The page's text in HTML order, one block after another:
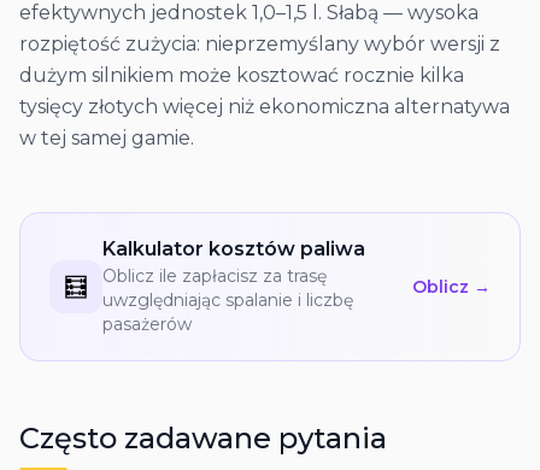
efektywnych jednostek 1,0–1,5 l. Słabą — wysoka
rozpiętość zużycia: nieprzemyślany wybór wersji z
dużym silnikiem może kosztować rocznie kilka
tysięcy złotych więcej niż ekonomiczna alternatywa
w tej samej gamie.
🧮
Kalkulator kosztów paliwa
Oblicz ile zapłacisz za trasę
uwzględniając spalanie i liczbę
pasażerów
Oblicz →
Często zadawane pytania